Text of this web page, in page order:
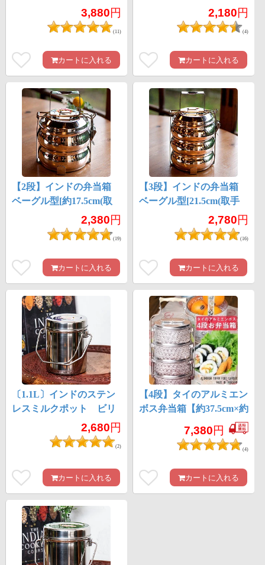
3,880円
(11)
カートに入れる
ワーラー仕様【直径:約
10cm 高さ:約19.5cm】
2,180円
(4)
カートに入れる
【2段】インドの弁当箱
ベーグル型[約17.5cm(取
2,380円
(19)
カートに入れる
【3段】インドの弁当箱
ベーグル型[21.5cm(取手
2,780円
(16)
カートに入れる
〔1.1L〕インドのステン
レスミルクポット ビリ
ー缶 ブッシュクラフ
ト 焚き火とキャンプの
2,680円
(2)
カートに入れる
【4段】タイのアルミエン
ボス弁当箱【約37.5cm×約
7,380円
(4)
カートに入れる